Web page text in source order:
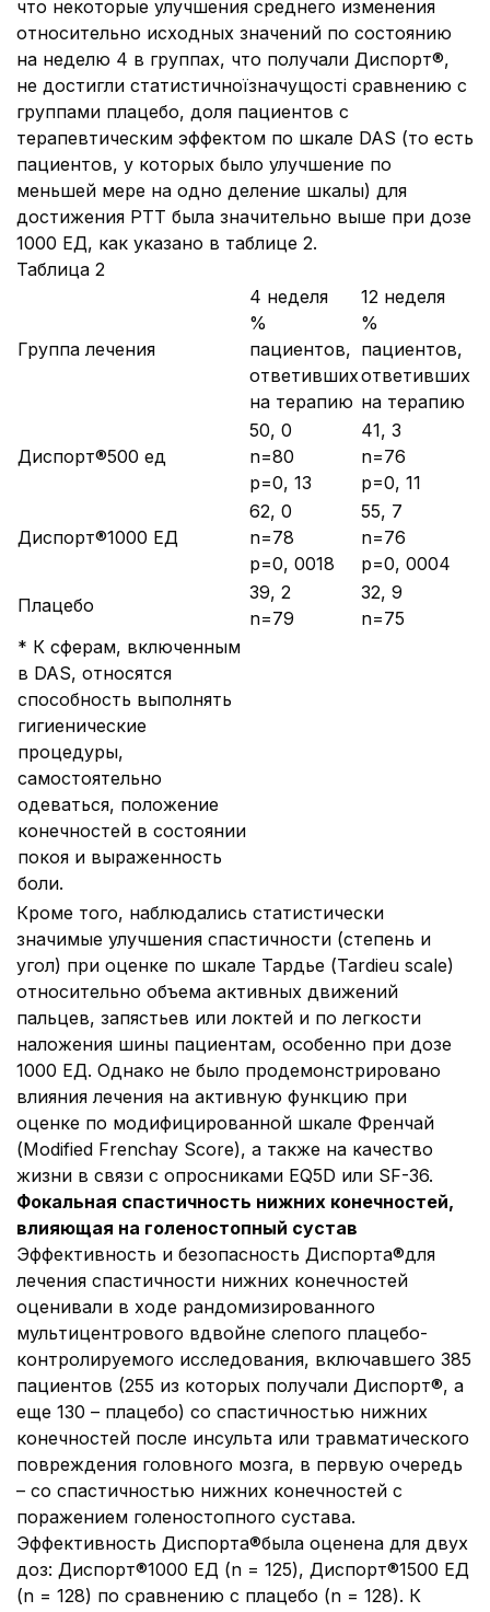
что некоторые улучшения среднего изменения
относительно исходных значений по состоянию
на неделю 4 в группах, что получали Диспорт®,
не достигли статистичноїзначущості сравнению с
группами плацебо, доля пациентов с
терапевтическим эффектом по шкале DAS (то есть
пациентов, у которых было улучшение по
меньшей мере на одно деление шкалы) для
достижения PTT была значительно выше при дозе
1000 ЕД, как указано в таблице 2.
Таблица 2
Группа лечения
4 неделя
%
пациентов,
ответивших
на терапию
12 неделя
%
пациентов,
ответивших
на терапию
Диспорт®500 ед
50, 0
n=80
p=0, 13
41, 3
n=76
р=0, 11
Диспорт®1000 ЕД
62, 0
n=78
p=0, 0018
55, 7
n=76
p=0, 0004
Плацебо
39, 2
n=79
32, 9
n=75
* К сферам, включенным
в DAS, относятся
способность выполнять
гигиенические
процедуры,
самостоятельно
одеваться, положение
конечностей в состоянии
покоя и выраженность
боли.
Кроме того, наблюдались статистически
значимые улучшения спастичности (степень и
угол) при оценке по шкале Тардье (Tardieu scale)
относительно объема активных движений
пальцев, запястьев или локтей и по легкости
наложения шины пациентам, особенно при дозе
1000 ЕД. Однако не было продемонстрировано
влияния лечения на активную функцию при
оценке по модифицированной шкале Френчай
(Modified Frenchay Score), а также на качество
жизни в связи с опросниками EQ5D или SF-36.
Фокальная спастичность нижних конечностей,
влияющая на голеностопный сустав
Эффективность и безопасность Диспорта®для
лечения спастичности нижних конечностей
оценивали в ходе рандомизированного
мультицентрового вдвойне слепого плацебо-
контролируемого исследования, включавшего 385
пациентов (255 из которых получали Диспорт®, а
еще 130 – плацебо) со спастичностью нижних
конечностей после инсульта или травматического
повреждения головного мозга, в первую очередь
– со спастичностью нижних конечностей с
поражением голеностопного сустава.
Эффективность Диспорта®была оценена для двух
доз: Диспорт®1000 ЕД (n = 125), Диспорт®1500 ЕД
(n = 128) по сравнению с плацебо (n = 128). К